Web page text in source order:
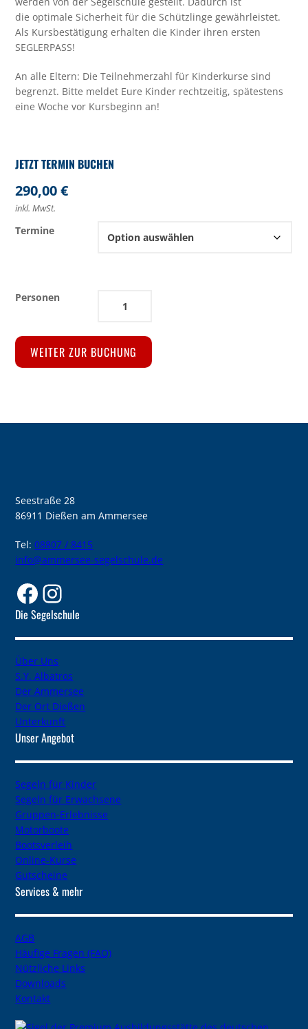
die optimale Sicherheit für die Schützlinge gewährleistet.
Als Kursbestätigung erhalten die Kinder ihren ersten
SEGLERPASS!
An alle Eltern: Die Teilnehmerzahl für Kinderkurse sind
begrenzt. Bitte meldet Eure Kinder rechtzeitig, spätestens
eine Woche vor Kursbeginn an!
290,00€
inkl. MwSt.
Termine
Kinder-
WEITER ZUR BUCHUNG
Seestraße 28
86911 Dießen am Ammersee
Tel:08807 / 8415
info@ammersee-segelschule.de
Facebook Instagram
Die Segelschule
Über Uns
S.Y. Albatros
Der Ammersee
Der Ort Dießen
Unterkunft
Unser Angebot
Segeln für Kinder
Segeln für Erwachsene
Gruppen-Erlebnisse
Motorboote
Bootsverleih
Online-Kurse
Gutscheine
Services & mehr
AGB
Häufige Fragen (FAQ)
Nützliche Links
Downloads
Kontakt